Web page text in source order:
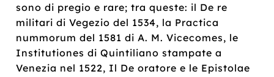
sono di pregio e rare; tra queste: il De re
militari di Vegezio del 1534, la Practica
nummorum del 1581 di A. M. Vicecomes, le
Institutiones di Quintiliano stampate a
Venezia nel 1522, Il De oratore e le Epistolae